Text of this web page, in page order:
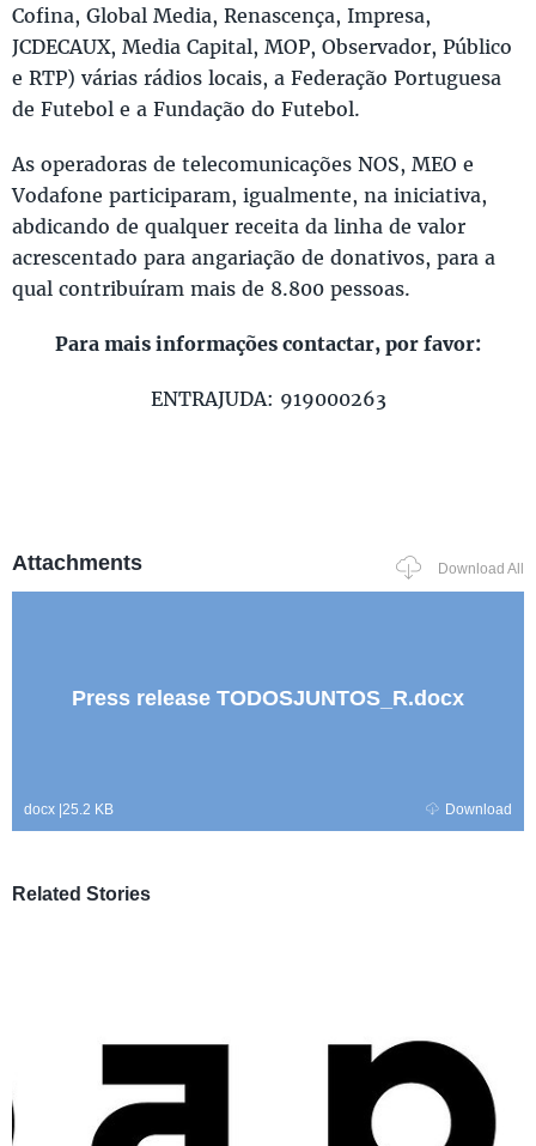
Cofina, Global Media, Renascença, Impresa,
JCDECAUX, Media Capital, MOP, Observador, Público
e RTP) várias rádios locais, a Federação Portuguesa
de Futebol e a Fundação do Futebol.
As operadoras de telecomunicações NOS, MEO e
Vodafone participaram, igualmente, na iniciativa,
abdicando de qualquer receita da linha de valor
acrescentado para angariação de donativos, para a
qual contribuíram mais de 8.800 pessoas.
Para mais informações contactar, por favor:
ENTRAJUDA: 919000263
Attachments Download All
Press release TODOSJUNTOS_R.docx
docx 25.2 KB Download
Related Stories